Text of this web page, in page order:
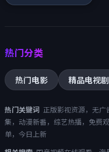
热门分类
热门电影 精品电视剧
热门关键词 正版影视资源，无
集，动漫新番，综艺热播，免费
单，今日上新